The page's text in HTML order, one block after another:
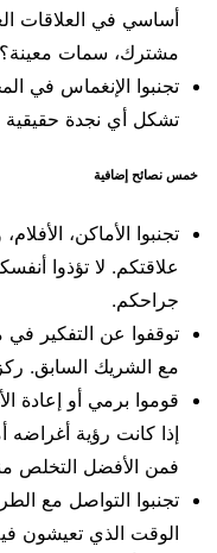
أساسي في العلاقات
مشترك، سمات معينة؟
تجنبوا الإنغماس في
تشكل أي نجدة حقيقية
خمس نصائح إضافية
تجنبوا الأماكن،
علاقتكم. لا تؤذوا
جراحكم.
توقفوا عن التفكير
مع الشريك السابق.
قوموا برمي أو إعادة
إذا كانت رؤية أغراضه
فمن الأفضل التخلص
تجنبوا التواصل مع
الوقت الذي تعيشون